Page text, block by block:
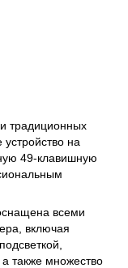
традиционных
на
49-клавишную
всеми
включая
также множество